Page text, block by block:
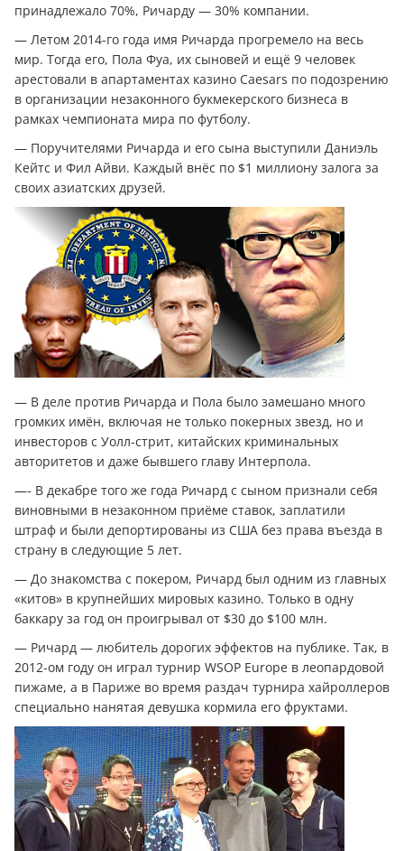
принадлежало 70%, Ричарду — 30% компании.
— Летом 2014-го года имя Ричарда прогремело на весь
мир. Тогда его, Пола Фуа, их сыновей и ещё 9 человек
арестовали в апартаментах казино Caesars по подозрению
в организации незаконного букмекерского бизнеса в
рамках чемпионата мира по футболу.
— Поручителями Ричарда и его сына выступили Даниэль
Кейтс и Фил Айви. Каждый внёс по $1 миллиону залога за
своих азиатских друзей.
— В деле против Ричарда и Пола было замешано много
громких имён, включая не только покерных звезд, но и
инвесторов с Уолл-стрит, китайских криминальных
авторитетов и даже бывшего главу Интерпола.
—- В декабре того же года Ричард с сыном признали себя
виновными в незаконном приёме ставок, заплатили
штраф и были депортированы из США без права въезда в
страну в следующие 5 лет.
— До знакомства с покером, Ричард был одним из главных
«китов» в крупнейших мировых казино. Только в одну
баккару за год он проигрывал от $30 до $100 млн.
— Ричард — любитель дорогих эффектов на публике. Так, в
2012-ом году он играл турнир WSOP Europe в леопардовой
пижаме, а в Париже во время раздач турнира хайроллеров
специально нанятая девушка кормила его фруктами.